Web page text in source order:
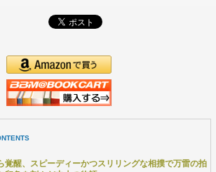
覚醒、スピーディーかつスリリングな相撲で万雷の拍